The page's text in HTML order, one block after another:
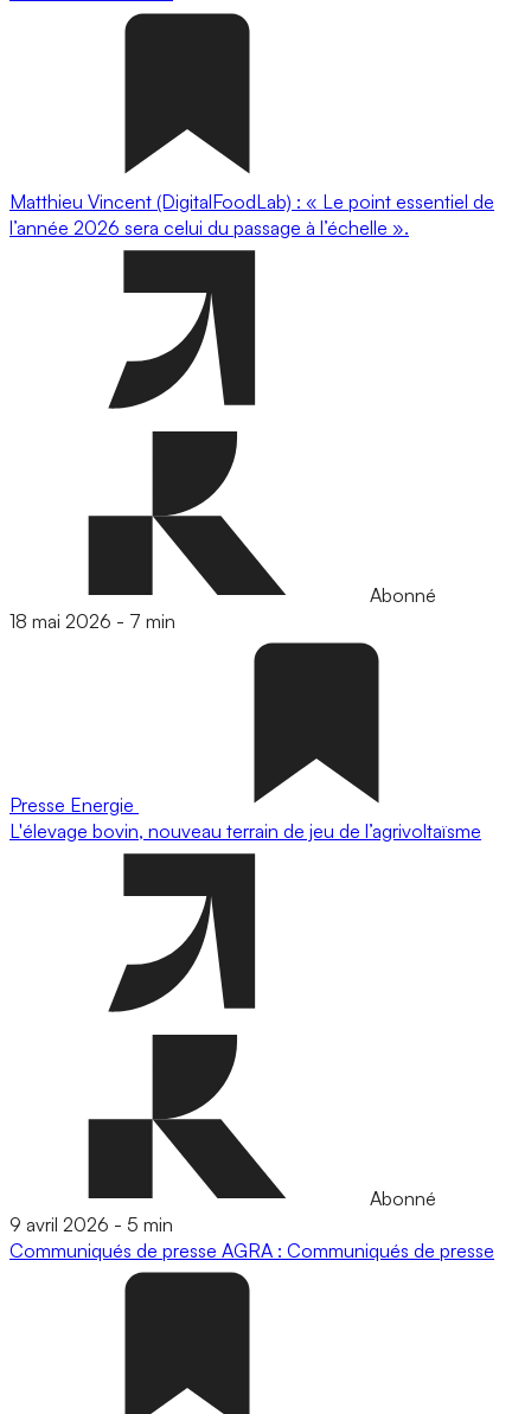
Matthieu Vincent (DigitalFoodLab) : « Le point essentiel de
l’année 2026 sera celui du passage à l’échelle ».
Abonné
18 mai 2026 - 7 min
Presse Energie
L'élevage bovin, nouveau terrain de jeu de l’agrivoltaïsme
Abonné
9 avril 2026 - 5 min
Communiqués de presse AGRA : Communiqués de presse